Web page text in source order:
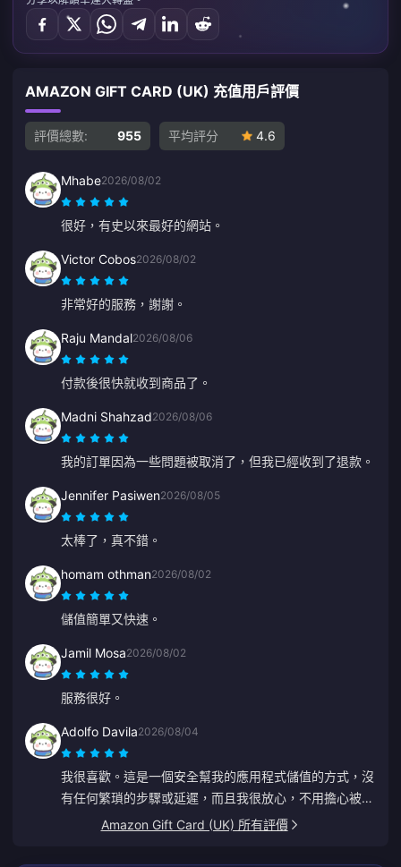
AMAZON GIFT CARD (UK) 充值用戶評價
評價總數: 955 平均評分 4.6
Mhabe2026/08/02
很好，有史以來最好的網站。
Victor Cobos2026/08/02
非常好的服務，謝謝。
Raju Mandal2026/08/06
付款後很快就收到商品了。
Madni Shahzad2026/08/06
我的訂單因為一些問題被取消了，但我已經收到了退款。
Jennifer Pasiwen2026/08/05
太棒了，真不錯。
homam othman2026/08/02
儲值簡單又快速。
Jamil Mosa2026/08/02
服務很好。
Adolfo Davila2026/08/04
我很喜歡。這是一個安全幫我的應用程式儲值的方式，沒
有任何繁瑣的步驟或延遲，而且我很放心，不用擔心被
Amazon Gift Card (UK) 所有評價